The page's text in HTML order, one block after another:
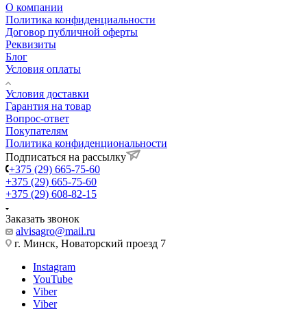
О компании
Политика конфиденциальности
Договор публичной оферты
Реквизиты
Блог
Условия оплаты
Условия доставки
Гарантия на товар
Вопрос-ответ
Покупателям
Политика конфиденциональности
Подписаться на рассылку
+375 (29) 665-75-60
+375 (29) 665-75-60
+375 (29) 608-82-15
Заказать звонок
alvisagro@mail.ru
г. Минск, Новаторский проезд 7
Instagram
YouTube
Viber
Viber